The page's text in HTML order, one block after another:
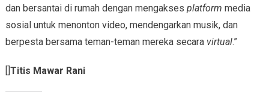
dan bersantai di rumah dengan mengakses platform media
sosial untuk menonton video, mendengarkan musik, dan
berpesta bersama teman-teman mereka secara virtual.”
[]Titis Mawar Rani